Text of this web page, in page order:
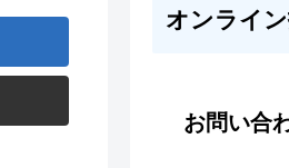
オンライ
お問い合